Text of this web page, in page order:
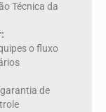
Técnica da
o fluxo
garantia de